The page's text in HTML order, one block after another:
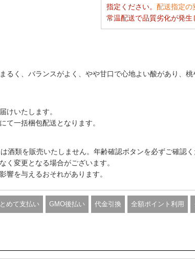
指定ください。 配送指定の
常温配送で品質劣化が発生
るく、バランスがよく、やや甘口で心地よい酸があり、
けいたします。
一括梱包配送となります。
酒類を販売いたしません。年齢確認ボタンを必ずご確認く
く変更となる場合がございます。
響を与えるおそれがあります。
めて支払い GMO後払い 代金引換 全額ポイント利用